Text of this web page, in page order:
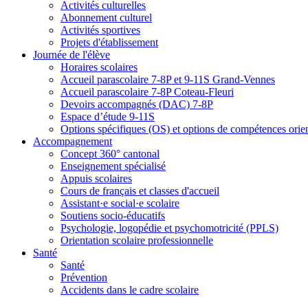
Activités culturelles
Abonnement culturel
Activités sportives
Projets d'établissement
Journée de l'élève
Horaires scolaires
Accueil parascolaire 7-8P et 9-11S Grand-Vennes
Accueil parascolaire 7-8P Coteau-Fleuri
Devoirs accompagnés (DAC) 7-8P
Espace d’étude 9-11S
Options spécifiques (OS) et options de compétences
Accompagnement
Concept 360° cantonal
Enseignement spécialisé
Appuis scolaires
Cours de français et classes d'accueil
Assistant·e social·e scolaire
Soutiens socio-éducatifs
Psychologie, logopédie et psychomotricité (PPLS)
Orientation scolaire professionnelle
Santé
Santé
Prévention
Accidents dans le cadre scolaire